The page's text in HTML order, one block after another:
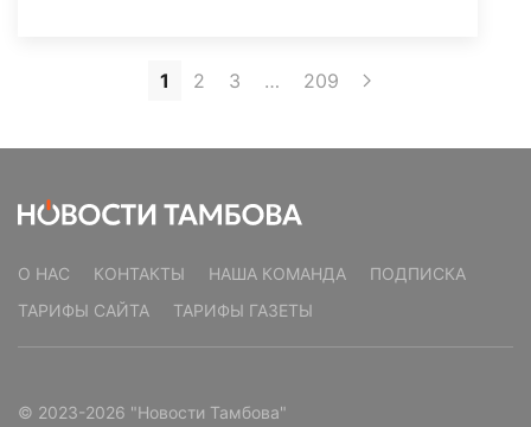
1 2 3 … 209
О НАС КОНТАКТЫ НАША КОМАНДА
ПОДПИСКА
ТАРИФЫ САЙТА
ТАРИФЫ ГАЗЕТЫ
© 2023-2026 "Новости Тамбова"